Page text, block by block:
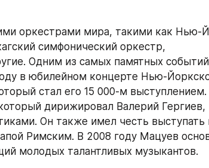
оркестрами мира, такими как Нью-
симфонический оркестр,
Одним из самых памятных
в юбилейном концерте Нью-
стал его 15 000-м
дирижировал Валерий Гергиев,
Он также имел честь выступать
Римским. В 2008 году Мацуев
молодых талантливых музыкантов.